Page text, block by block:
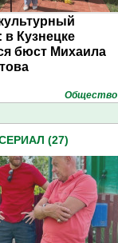
Кузнецке
бюст Михаила
Общество
(27)